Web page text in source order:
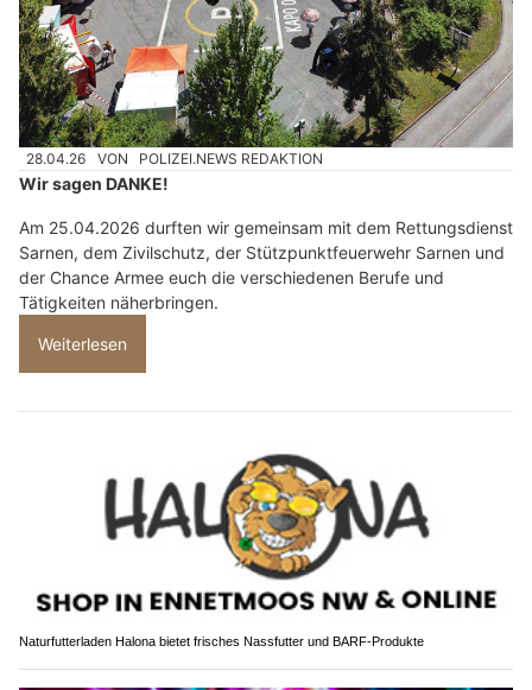
28.04.26 VON POLIZEI.NEWS REDAKTION
Wir sagen DANKE!
Am 25.04.2026 durften wir gemeinsam mit dem Rettungsdienst
Sarnen, dem Zivilschutz, der Stützpunktfeuerwehr Sarnen und
der Chance Armee euch die verschiedenen Berufe und
Tätigkeiten näherbringen.
Weiterlesen
Naturfutterladen Halona bietet frisches Nassfutter und BARF-Produkte